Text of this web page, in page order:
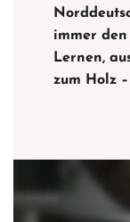
immer
Lernen,
zum Holz